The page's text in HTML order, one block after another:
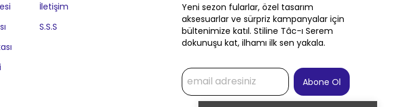
İletişim
S.S.S
Yeni sezon fularlar, özel tasarım
aksesuarlar ve sürpriz kampanyalar için
bültenimize katıl. Stiline Tâc-ı Serem
dokunuşu kat, ilhamı ilk sen yakala.
Abone Ol